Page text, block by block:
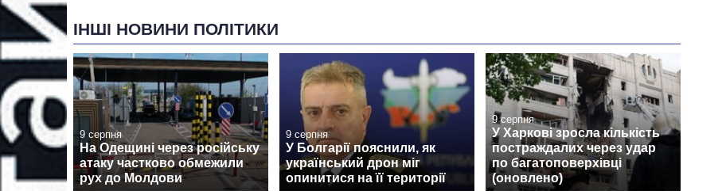
ІНШІ НОВИНИ ПОЛІТИКИ
9 серпня
На Одещині через російську
атаку частково обмежили
рух до Молдови
9 серпня
У Болгарії пояснили, як
український дрон міг
опинитися на її території
9 серпня
У Харкові зросла кількість
постраждалих через удар
по багатоповерхівці
(оновлено)